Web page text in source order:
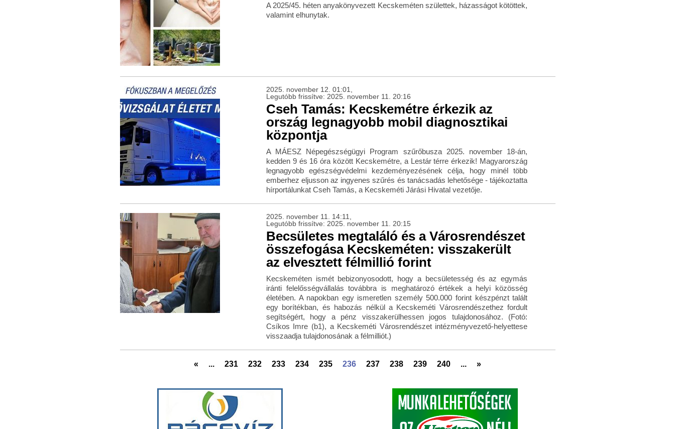
A 2025/45. héten anyakönyvezett Kecskeméten születtek, házasságot kötöttek,
valamint elhunytak.
2025. november 12. 01:01,
Legutóbb frissítve: 2025. november 11. 20:16
Cseh Tamás: Kecskemétre érkezik az
ország legnagyobb mobil diagnosztikai
központja
A MÁESZ Népegészségügyi Program szűrőbusza 2025. november 18-án,
kedden 9 és 16 óra között Kecskemétre, a Lestár térre érkezik! Magyarország
legnagyobb egészségvédelmi kezdeményezésének célja, hogy minél több
emberhez eljusson az ingyenes szűrés és tanácsadás lehetősége - tájékoztatta
hírportálunkat Cseh Tamás, a Kecskeméti Járási Hivatal vezetője.
2025. november 11. 14:11,
Legutóbb frissítve: 2025. november 11. 20:15
Becsületes megtaláló és a Városrendészet
összefogása Kecskeméten: visszakerült
az elvesztett félmillió forint
Kecskeméten ismét bebizonyosodott, hogy a becsületesség és az egymás
iránti felelősségvállalás továbbra is meghatározó értékek a helyi közösség
életében. A napokban egy ismeretlen személy 500.000 forint készpénzt talált
egy borítékban, és habozás nélkül a Kecskeméti Városrendészethez fordult
segítségért, hogy a pénz visszakerülhessen jogos tulajdonosához. (Fotó:
Csíkos Imre (b1), a Kecskeméti Városrendészet intézményvezető-helyettese
visszaadja tulajdonosának a félmilliót.)
« ... 231 232 233 234 235 236 237 238 239 240 ... »